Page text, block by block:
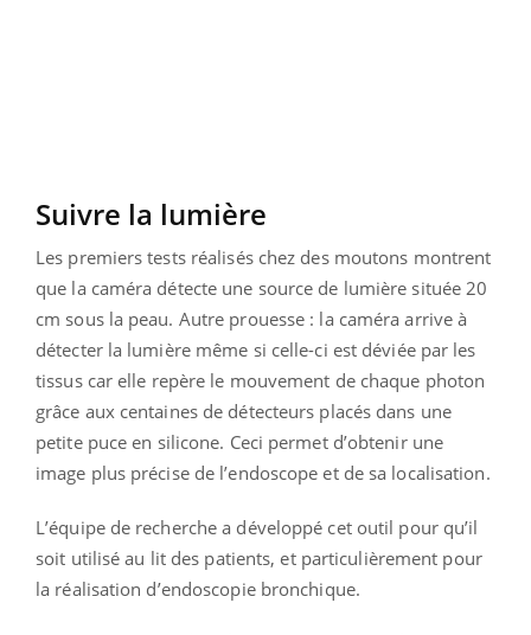
Suivre la lumière
Les premiers tests réalisés chez des moutons montrent
que la caméra détecte une source de lumière située 20
cm sous la peau. Autre prouesse : la caméra arrive à
détecter la lumière même si celle-ci est déviée par les
tissus car elle repère le mouvement de chaque photon
grâce aux centaines de détecteurs placés dans une
petite puce en silicone. Ceci permet d’obtenir une
image plus précise de l’endoscope et de sa localisation.
L’équipe de recherche a développé cet outil pour qu’il
soit utilisé au lit des patients, et particulièrement pour
la réalisation d’endoscopie bronchique.